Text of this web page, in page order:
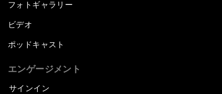
フォトギャラリー
ビデオ
ポッドキャスト
エンゲージメント
サインイン